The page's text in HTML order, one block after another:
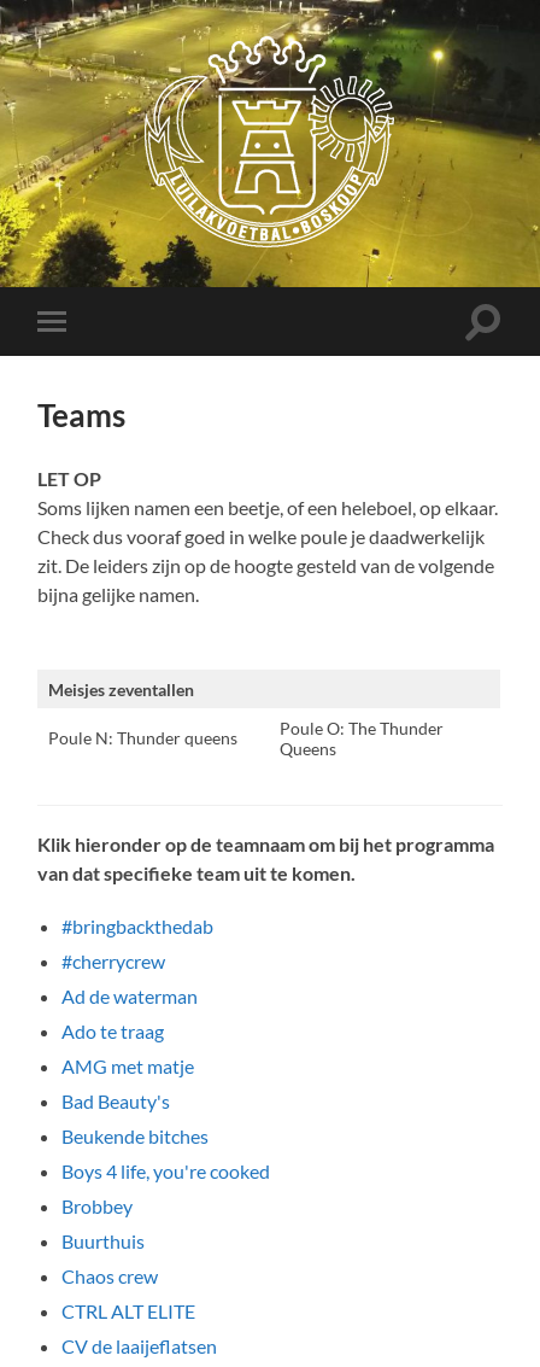
Luilakvoetbal
Boskoop
Toggle
mobiel
Toggle
Teams
LET OP
Soms lijken namen een beetje, of een heleboel, op elkaar.
Check dus vooraf goed in welke poule je daadwerkelijk
zit. De leiders zijn op de hoogte gesteld van de volgende
bijna gelijke namen.
Meisjes zeventallen
Poule N: Thunder queens
Poule O: The Thunder
Queens
Klik hieronder op de teamnaam om bij het programma
van dat specifieke team uit te komen.
#bringbackthedab
#cherrycrew
Ad de waterman
Ado te traag
AMG met matje
Bad Beauty's
Beukende bitches
Boys 4 life, you're cooked
Brobbey
Buurthuis
Chaos crew
CTRL ALT ELITE
CV de laaijeflatsen